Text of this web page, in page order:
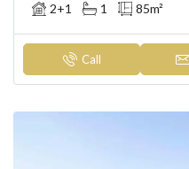
2+1 1 85m²
Call